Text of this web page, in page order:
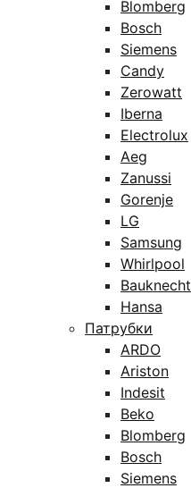
Blomberg
Bosch
Siemens
Candy
Zerowatt
Iberna
Electrolux
Aeg
Zanussi
Gorenje
LG
Samsung
Whirlpool
Bauknecht
Hansa
Патрубки
ARDO
Ariston
Indesit
Beko
Blomberg
Bosch
Siemens